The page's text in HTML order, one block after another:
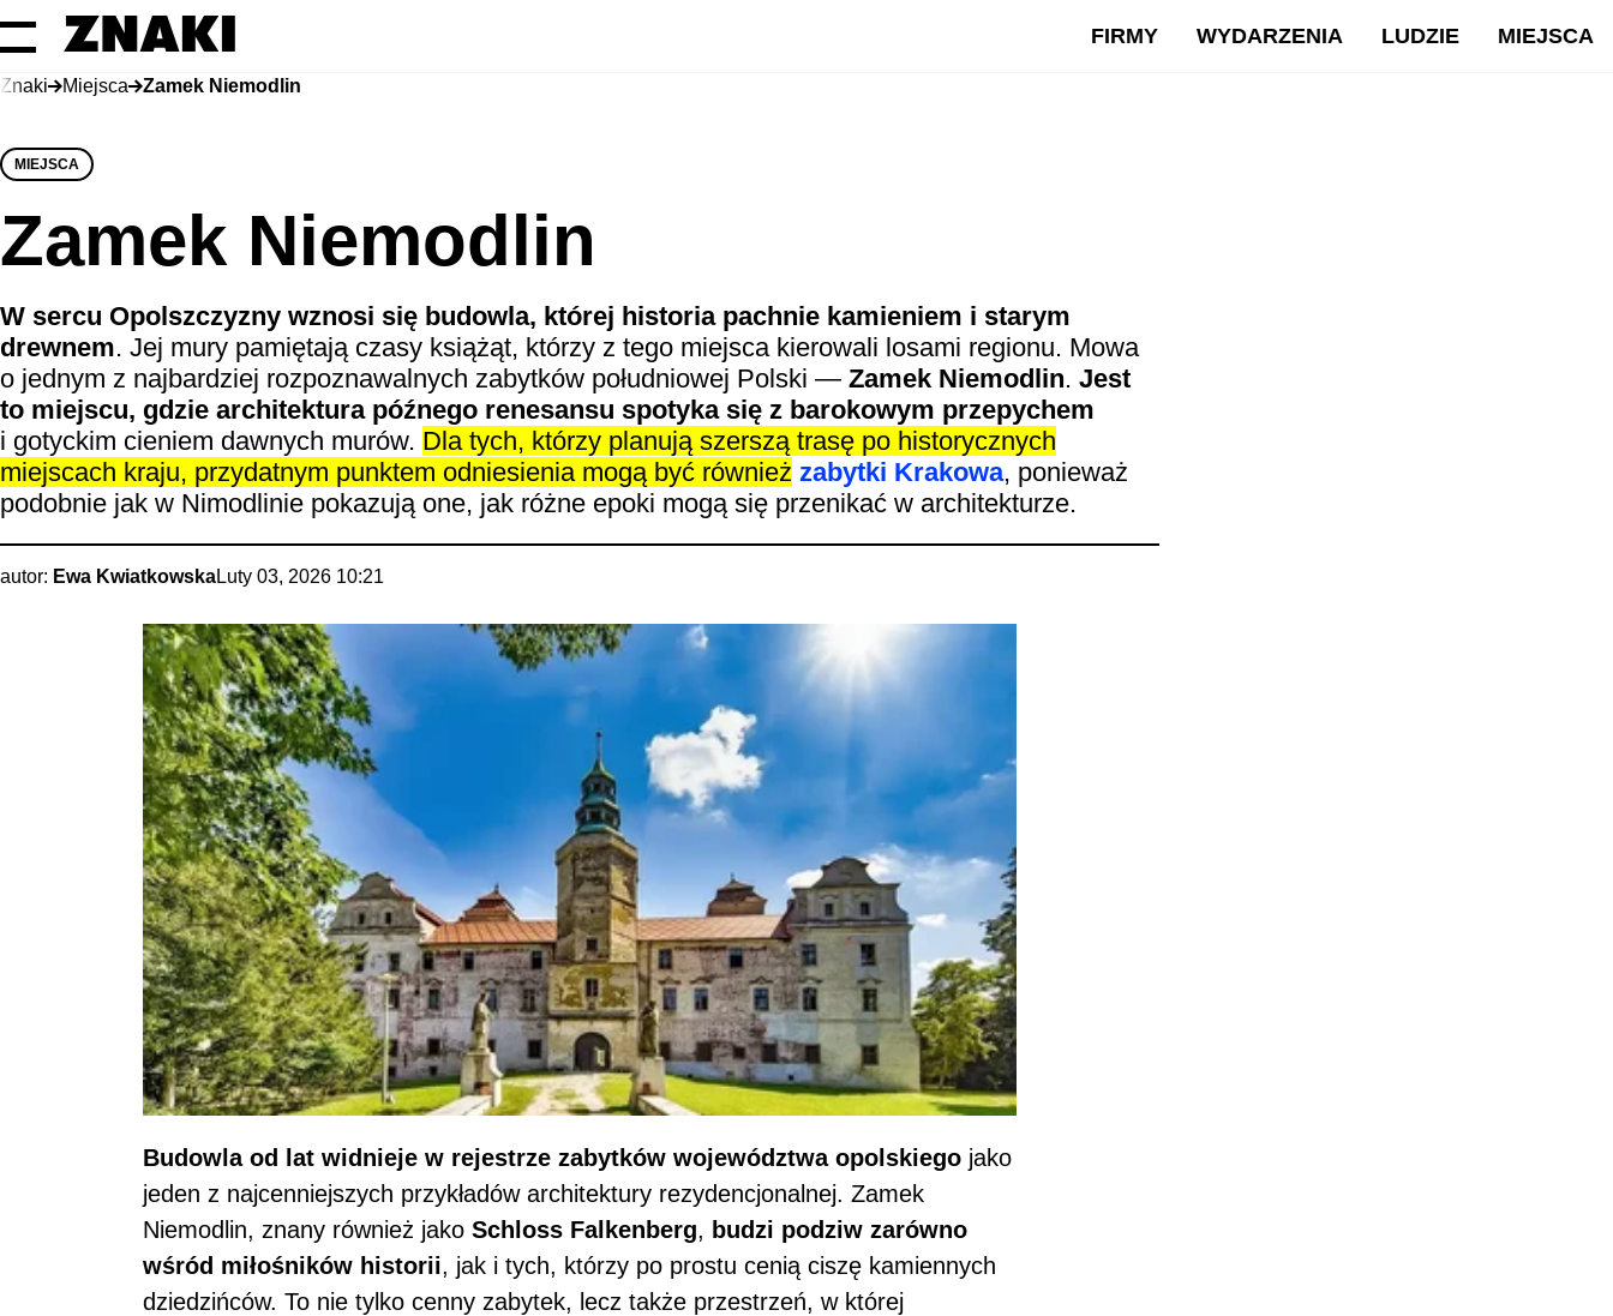
FIRMY WYDARZENIA LUDZIE MIEJSCA
Znaki Miejsca Zamek Niemodlin
MIEJSCA
Zamek Niemodlin
W sercu Opolszczyzny wznosi się budowla, której historia pachnie kamieniem i starym
drewnem. Jej mury pamiętają czasy książąt, którzy z tego miejsca kierowali losami regionu. Mowa
o jednym z najbardziej rozpoznawalnych zabytków południowej Polski — Zamek Niemodlin. Jest
to miejscu, gdzie architektura późnego renesansu spotyka się z barokowym przepychem
i gotyckim cieniem dawnych murów. Dla tych, którzy planują szerszą trasę po historycznych
miejscach kraju, przydatnym punktem odniesienia mogą być również zabytki Krakowa, ponieważ
podobnie jak w Nimodlinie pokazują one, jak różne epoki mogą się przenikać w architekturze.
autor: Ewa KwiatkowskaLuty 03, 2026 10:21
Budowla od lat widnieje w rejestrze zabytków województwa opolskiego jako
jeden z najcenniejszych przykładów architektury rezydencjonalnej. Zamek
Niemodlin, znany również jako Schloss Falkenberg, budzi podziw zarówno
wśród miłośników historii, jak i tych, którzy po prostu cenią ciszę kamiennych
dziedzińców. To nie tylko cenny zabytek, lecz także przestrzeń, w której